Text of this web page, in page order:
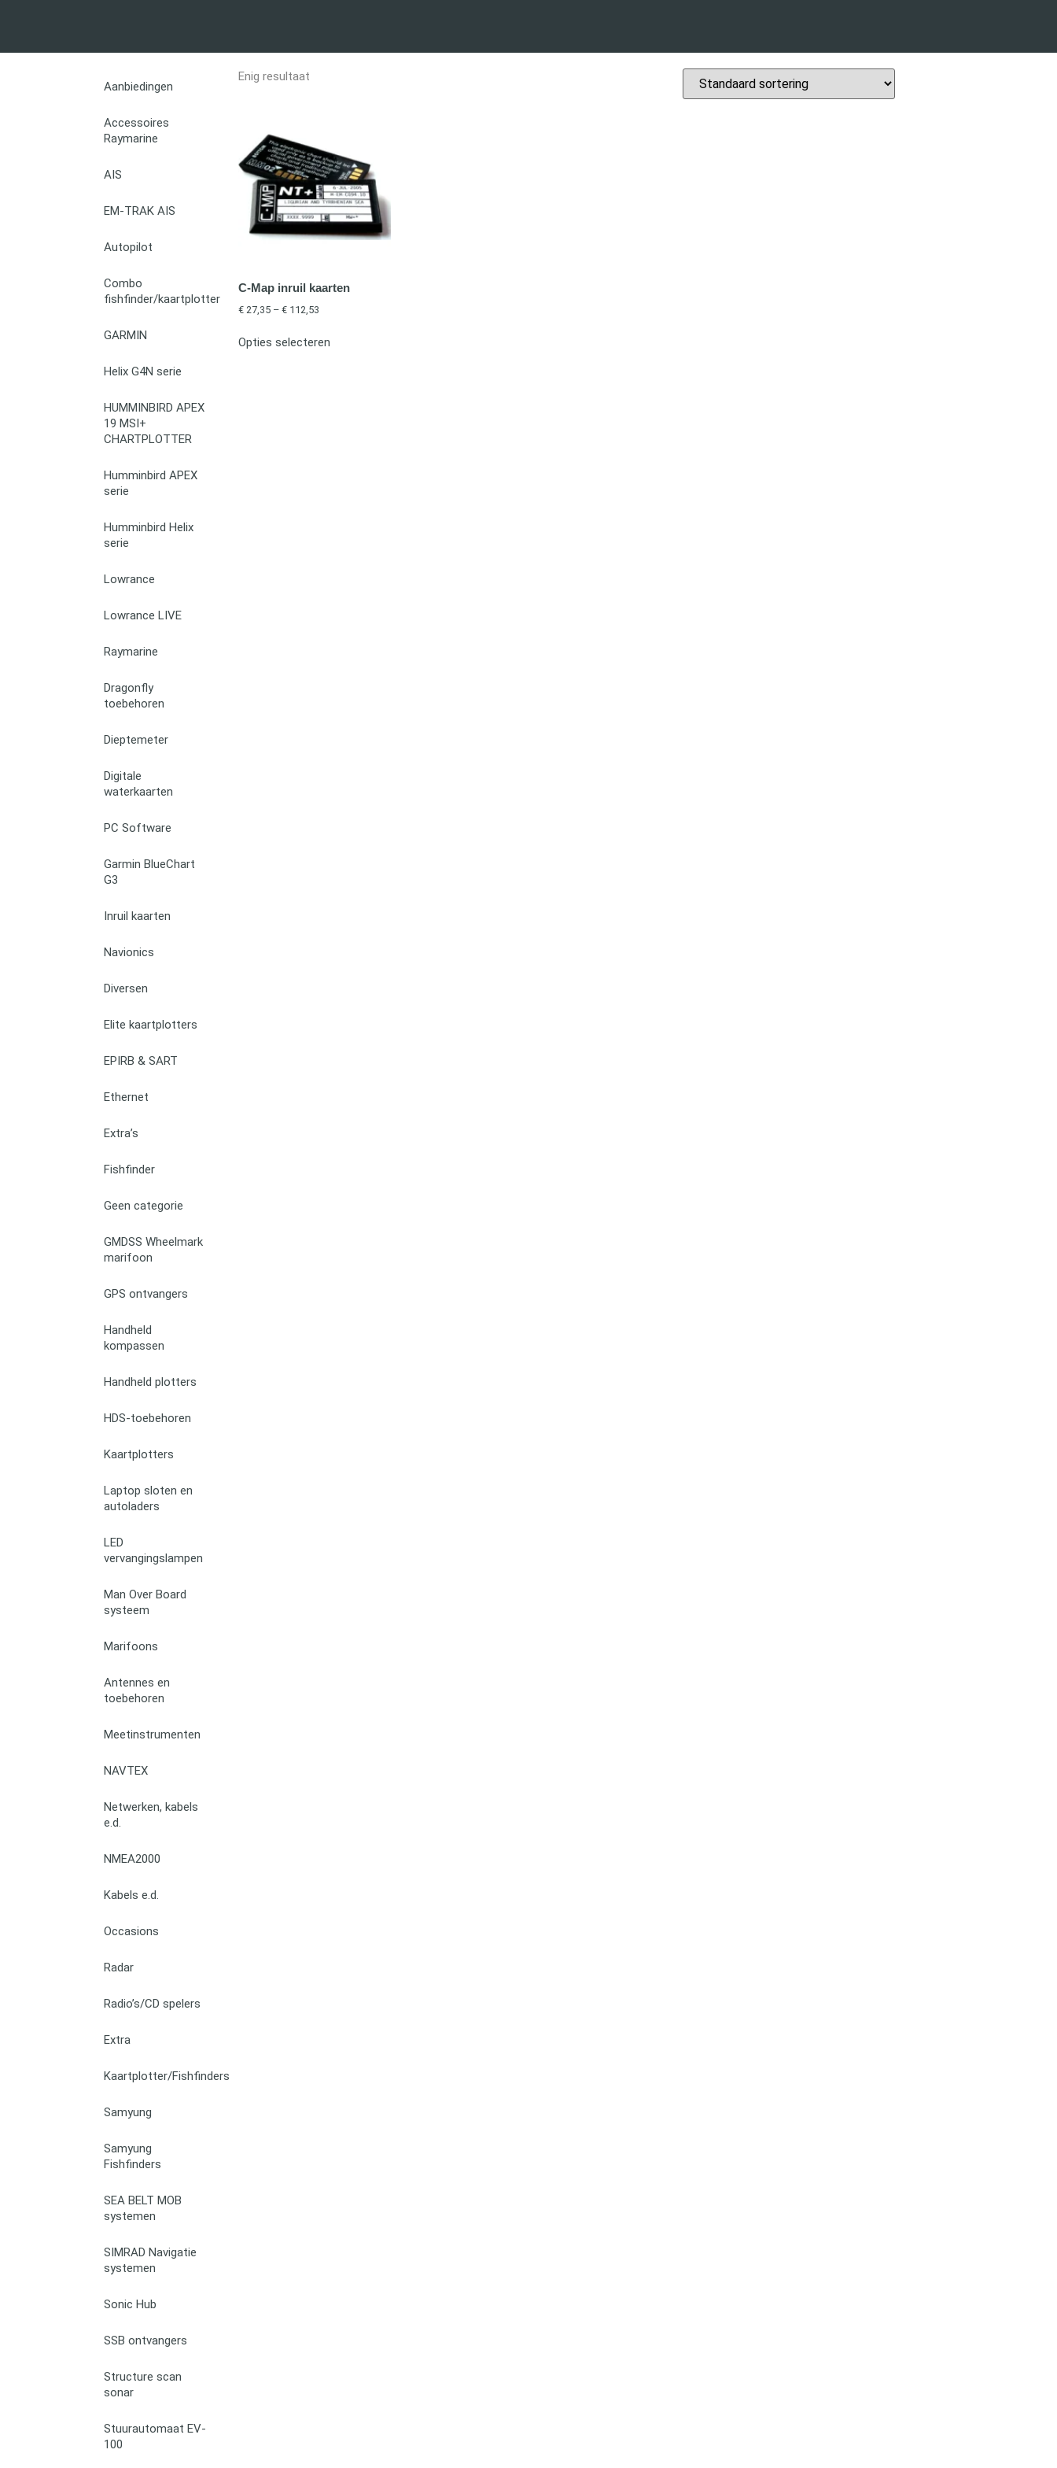
Aanbiedingen
Accessoires
Raymarine
AIS
EM-TRAK AIS
Autopilot
Combo
fishfinder/kaartplotter
GARMIN
Helix G4N serie
HUMMINBIRD APEX
19 MSI+
CHARTPLOTTER
Humminbird APEX
serie
Humminbird Helix
serie
Lowrance
Lowrance LIVE
Raymarine
Dragonfly
toebehoren
Dieptemeter
Digitale
waterkaarten
PC Software
Garmin BlueChart
G3
Inruil kaarten
Navionics
Diversen
Elite kaartplotters
EPIRB & SART
Ethernet
Extra’s
Fishfinder
Geen categorie
GMDSS Wheelmark
marifoon
GPS ontvangers
Handheld
kompassen
Handheld plotters
HDS-toebehoren
Kaartplotters
Laptop sloten en
autoladers
LED
vervangingslampen
Man Over Board
systeem
Marifoons
Antennes en
toebehoren
Meetinstrumenten
NAVTEX
Netwerken, kabels
e.d.
NMEA2000
Kabels e.d.
Occasions
Radar
Radio’s/CD spelers
Extra
Kaartplotter/Fishfinders
Samyung
Samyung
Fishfinders
SEA BELT MOB
systemen
SIMRAD Navigatie
systemen
Sonic Hub
SSB ontvangers
Structure scan
sonar
Stuurautomaat EV-
100
Enig resultaat
C-Map inruil kaarten
€ 27,35 – € 112,53
Opties selecteren